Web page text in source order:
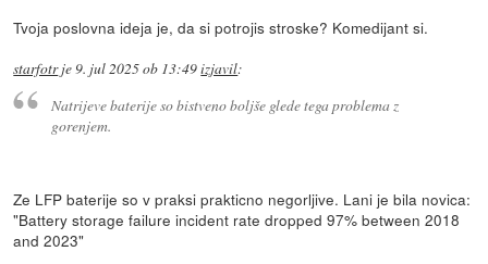
Tvoja poslovna ideja je, da si potrojis stroske? Komedijant si.
starfotrje9. jul 2025 ob 13:49izjavil:
Natrijeve baterije so bistveno boljše glede tega problema z
gorenjem.
Ze LFP baterije so v praksi prakticno negorljive. Lani je bila novica:
"Battery storage failure incident rate dropped 97% between 2018
and 2023"